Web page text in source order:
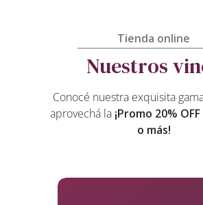
Tienda online
Nuestros
Conocé nuestra exquisita
aprovechá la ¡Promo 20%
o más!